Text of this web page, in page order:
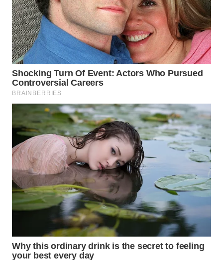
WAHANA
TRAVEL
WAHANA
TV
WAHANANEWS
ID
WAHANANEWS
CO ID
WAHANANEWS
NET
WAHANA
SPORT
WAHANA
UMKM